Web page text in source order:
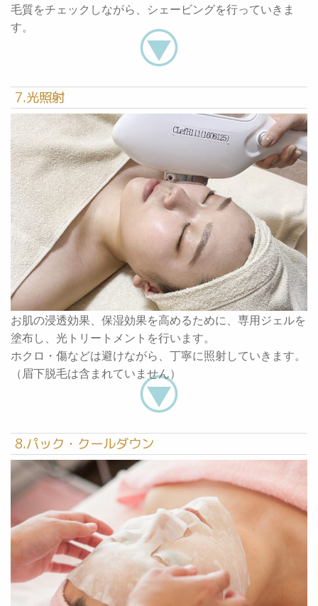
毛質をチェックしながら、シェービングを行っていきま
す。
7.光照射
お肌の浸透効果、保湿効果を高めるために、専用ジェルを
塗布し、光トリートメントを行います。
ホクロ・傷などは避けながら、丁寧に照射していきます。
（眉下脱毛は含まれていません）
8.パック・クールダウン